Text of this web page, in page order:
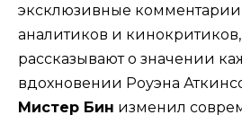
эксклюзивные
аналитиков и
рассказывают о значении
вдохновении Роуэна
Мистер Бин изменил